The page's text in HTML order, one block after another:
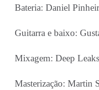
Bateria: Daniel
Guitarra e baixo:
Mixagem: Deep Leaks
Masterização: Martin